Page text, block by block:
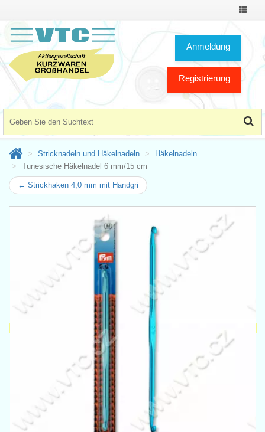
Toggle
Anmeldung
Registrierung
Stricknadeln und Häkelnadeln
Häkelnadeln
Tunesische Häkelnadel 6 mm/15 cm
← Strickhaken 4,0 mm mit Handgri